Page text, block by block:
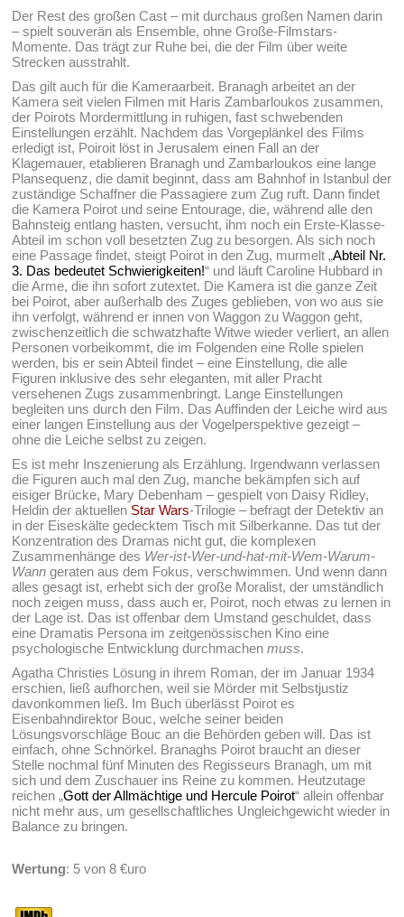
Der Rest des großen Cast – mit durchaus großen Namen darin
– spielt souverän als Ensemble, ohne Große-Filmstars-
Momente. Das trägt zur Ruhe bei, die der Film über weite
Strecken ausstrahlt.
Das gilt auch für die Kameraarbeit. Branagh arbeitet an der
Kamera seit vielen Filmen mit Haris Zambarloukos zusammen,
der Poirots Mordermittlung in ruhigen, fast schwebenden
Einstellungen erzählt. Nachdem das Vorgeplänkel des Films
erledigt ist, Poiroit löst in Jerusalem einen Fall an der
Klagemauer, etablieren Branagh und Zambarloukos eine lange
Plansequenz, die damit beginnt, dass am Bahnhof in Istanbul der
zuständige Schaffner die Passagiere zum Zug ruft. Dann findet
die Kamera Poirot und seine Entourage, die, während alle den
Bahnsteig entlang hasten, versucht, ihm noch ein Erste-Klasse-
Abteil im schon voll besetzten Zug zu besorgen. Als sich noch
eine Passage findet, steigt Poirot in den Zug, murmelt „Abteil Nr.
3. Das bedeutet Schwierigkeiten!“ und läuft Caroline Hubbard in
die Arme, die ihn sofort zutextet. Die Kamera ist die ganze Zeit
bei Poirot, aber außerhalb des Zuges geblieben, von wo aus sie
ihn verfolgt, während er innen von Waggon zu Waggon geht,
zwischenzeitlich die schwatzhafte Witwe wieder verliert, an allen
Personen vorbeikommt, die im Folgenden eine Rolle spielen
werden, bis er sein Abteil findet – eine Einstellung, die alle
Figuren inklusive des sehr eleganten, mit aller Pracht
versehenen Zugs zusammenbringt. Lange Einstellungen
begleiten uns durch den Film. Das Auffinden der Leiche wird aus
einer langen Einstellung aus der Vogelperspektive gezeigt –
ohne die Leiche selbst zu zeigen.
Es ist mehr Inszenierung als Erzählung. Irgendwann verlassen
die Figuren auch mal den Zug, manche bekämpfen sich auf
eisiger Brücke, Mary Debenham – gespielt von Daisy Ridley,
Heldin der aktuellen Star Wars-Trilogie – befragt der Detektiv an
in der Eiseskälte gedecktem Tisch mit Silberkanne. Das tut der
Konzentration des Dramas nicht gut, die komplexen
Zusammenhänge des Wer-ist-Wer-und-hat-mit-Wem-Warum-
Wann geraten aus dem Fokus, verschwimmen. Und wenn dann
alles gesagt ist, erhebt sich der große Moralist, der umständlich
noch zeigen muss, dass auch er, Poirot, noch etwas zu lernen in
der Lage ist. Das ist offenbar dem Umstand geschuldet, dass
eine Dramatis Persona im zeitgenössischen Kino eine
psychologische Entwicklung durchmachenmuss.
Agatha Christies Lösung in ihrem Roman, der im Januar 1934
erschien, ließ aufhorchen, weil sie Mörder mit Selbstjustiz
davonkommen ließ. Im Buch überlässt Poirot es
Eisenbahndirektor Bouc, welche seiner beiden
Lösungsvorschläge Bouc an die Behörden geben will. Das ist
einfach, ohne Schnörkel. Branaghs Poirot braucht an dieser
Stelle nochmal fünf Minuten des Regisseurs Branagh, um mit
sich und dem Zuschauer ins Reine zu kommen. Heutzutage
reichen „Gott der Allmächtige und Hercule Poirot“ allein offenbar
nicht mehr aus, um gesellschaftliches Ungleichgewicht wieder in
Balance zu bringen.
Wertung: 5 von 8 €uro